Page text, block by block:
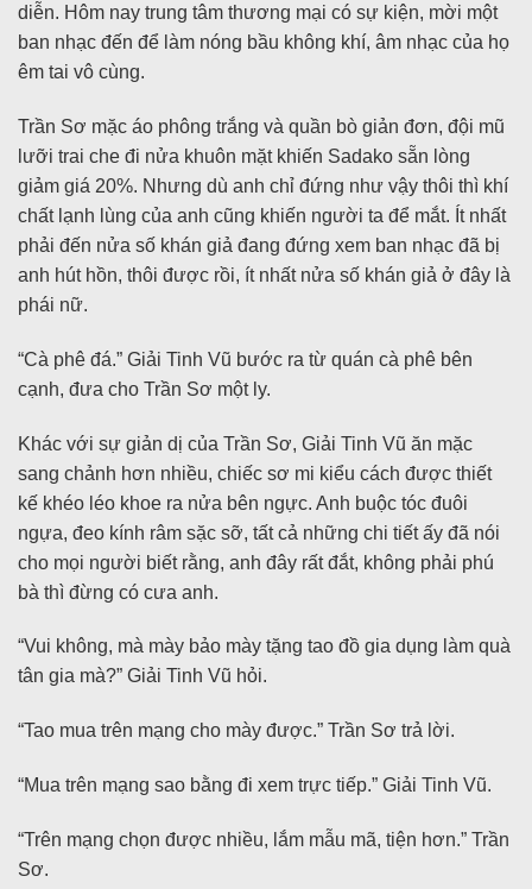
diễn. Hôm nay trung tâm thương mại có sự kiện, mời một
ban nhạc đến để làm nóng bầu không khí, âm nhạc của họ
êm tai vô cùng.
Trần Sơ mặc áo phông trắng và quần bò giản đơn, đội mũ
lưỡi trai che đi nửa khuôn mặt khiến Sadako sẵn lòng
giảm giá 20%. Nhưng dù anh chỉ đứng như vậy thôi thì khí
chất lạnh lùng của anh cũng khiến người ta để mắt. Ít nhất
phải đến nửa số khán giả đang đứng xem ban nhạc đã bị
anh hút hồn, thôi được rồi, ít nhất nửa số khán giả ở đây là
phái nữ.
“Cà phê đá.” Giải Tinh Vũ bước ra từ quán cà phê bên
cạnh, đưa cho Trần Sơ một ly.
Khác với sự giản dị của Trần Sơ, Giải Tinh Vũ ăn mặc
sang chảnh hơn nhiều, chiếc sơ mi kiểu cách được thiết
kế khéo léo khoe ra nửa bên ngực. Anh buộc tóc đuôi
ngựa, đeo kính râm sặc sỡ, tất cả những chi tiết ấy đã nói
cho mọi người biết rằng, anh đây rất đắt, không phải phú
bà thì đừng có cưa anh.
“Vui không, mà mày bảo mày tặng tao đồ gia dụng làm quà
tân gia mà?” Giải Tinh Vũ hỏi.
“Tao mua trên mạng cho mày được.” Trần Sơ trả lời.
“Mua trên mạng sao bằng đi xem trực tiếp.” Giải Tinh Vũ.
“Trên mạng chọn được nhiều, lắm mẫu mã, tiện hơn.” Trần
Sơ.